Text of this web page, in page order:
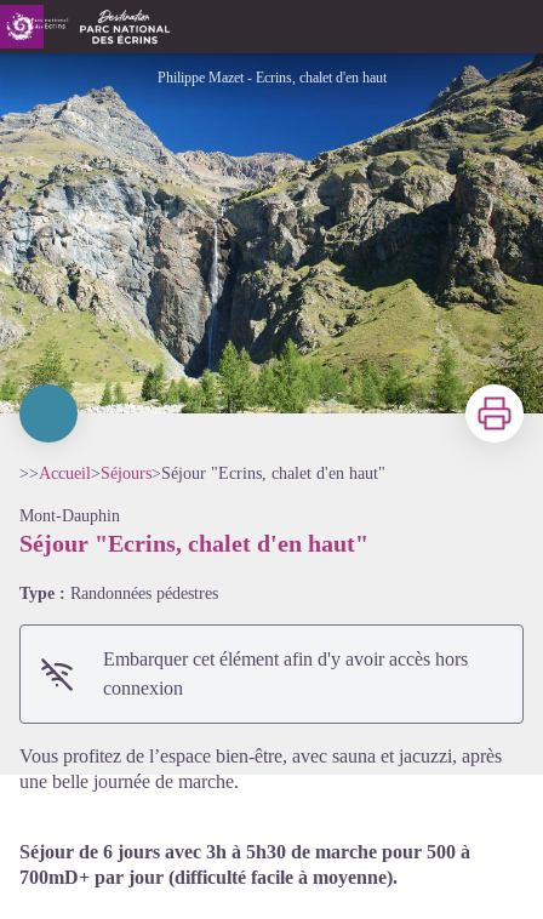
Séjour "Ecrins, chalet d'en haut"
Philippe Mazet - Ecrins, chalet d'en haut
Imprimer
>>Accueil>Séjours>Séjour "Ecrins, chalet d'en haut"
Mont-Dauphin
Séjour "Ecrins, chalet d'en haut"
Type : Randonnées pédestres
Embarquer cet élément afin d'y avoir accès hors
connexion
Vous profitez de l’espace bien-être, avec sauna et jacuzzi, après
une belle journée de marche.
Séjour de 6 jours avec 3h à 5h30 de marche pour 500 à
700mD+ par jour (difficulté facile à moyenne).